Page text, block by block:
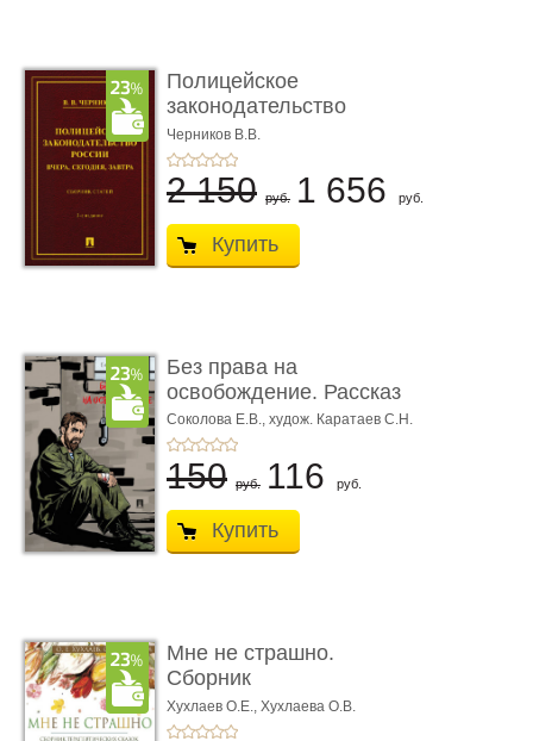
Полицейское
законодательство
России: вчера, с� ...
Черников В.В.
2 150 руб. 1 656 руб.
Купить
Без права на
освобождение. Рассказ
Соколова Е.В., худож. Каратаев С.Н.
150 руб. 116 руб.
Купить
Мне не страшно.
Сборник
терапевтических
сказо� ...
Хухлаев О.Е., Хухлаева О.В.